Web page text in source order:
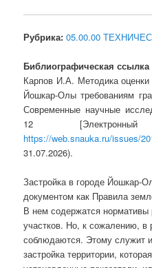
Рубрика: 05.00.00
Библиографическая ссылка
Карпов И.А. Методика оценки
Йошкар-Олы требованиям
Современные научные
12
https://web.snauka.ru/issues/
31.07.2026).
Застройка в городе Йошкар-
документом как Правила
В нем содержатся
участков. Но, к сожалению, в
соблюдаются. Этому служит
застройка территории,